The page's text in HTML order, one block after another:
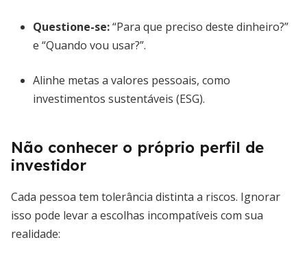
Questione-se:“Para que preciso deste dinheiro?”
e “Quando vou usar?”.
Alinhe metas a valores pessoais, como
investimentos sustentáveis (ESG).
Não conhecer o próprio perfil de
investidor
Cada pessoa tem tolerância distinta a riscos. Ignorar
isso pode levar a escolhas incompatíveis com sua
realidade: